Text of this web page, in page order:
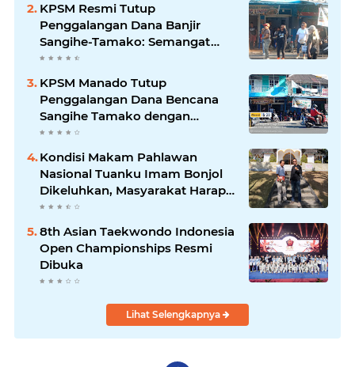
KPSM Resmi Tutup
Penggalangan Dana Banjir
Sangihe-Tamako: Semangat
Kebersamaan & Solidaritas
Tetap Terjaga
KPSM Manado Tutup
Penggalangan Dana Bencana
Sangihe Tamako dengan
Semangat Tinggi, Dihadiri
Banyak Seniman Ibu Kota
Kondisi Makam Pahlawan
Nasional Tuanku Imam Bonjol
Dikeluhkan, Masyarakat Harap
Pemerintah Segera Lakukan
Pembenahan
8th Asian Taekwondo Indonesia
Open Championships Resmi
Dibuka
Lihat Selengkapnya